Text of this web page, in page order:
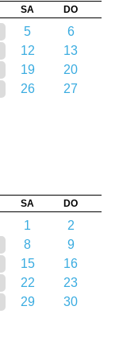
SA DO
5
6
12
13
19
20
26
27
SA DO
1
2
8
9
15
16
22
23
29
30